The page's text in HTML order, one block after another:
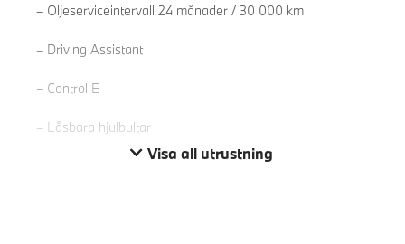
Oljeserviceintervall 24 månader / 30 000 km
Driving Assistant
Control E
Låsbara hjulbultar
Visa all utrustning